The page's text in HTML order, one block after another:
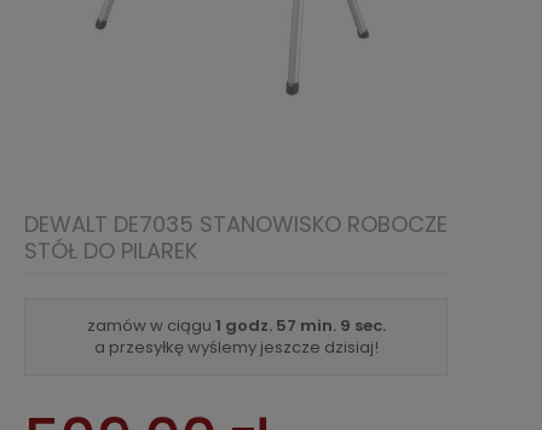
zamów w ciągu 1 godz. 57 min. 9 sec.
a przesyłkę wyślemy jeszcze dzisiaj!
DEWALT DE7035 STANOWISKO ROBOCZE
STÓŁ DO PILAREK